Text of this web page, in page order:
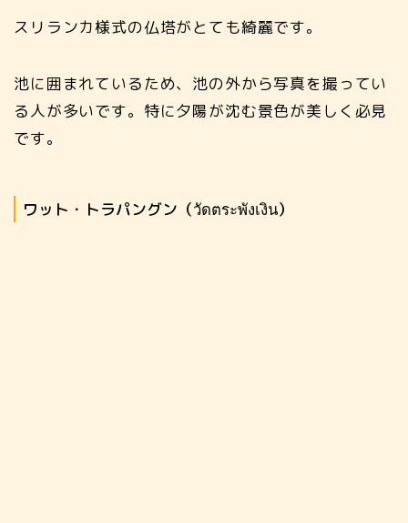
スリランカ様式の仏塔がとても綺麗です。
池に囲まれているため、池の外から写真を撮ってい
る人が多いです。特に夕陽が沈む景色が美しく必見
です。
ワット・トラパングン（วัดตระพังเงิน）